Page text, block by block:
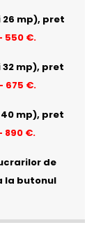
mp), pret
550 €.
32 mp), pret
675 €.
mp), pret
890 €.
de
la butonul